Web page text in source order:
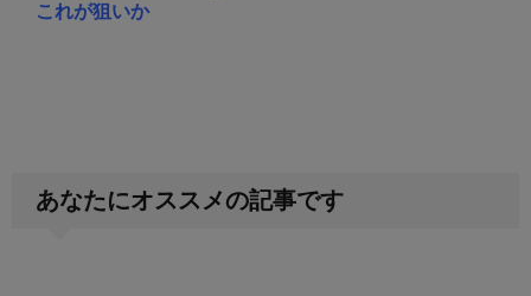
これが狙いか
あなたにオススメの記事です